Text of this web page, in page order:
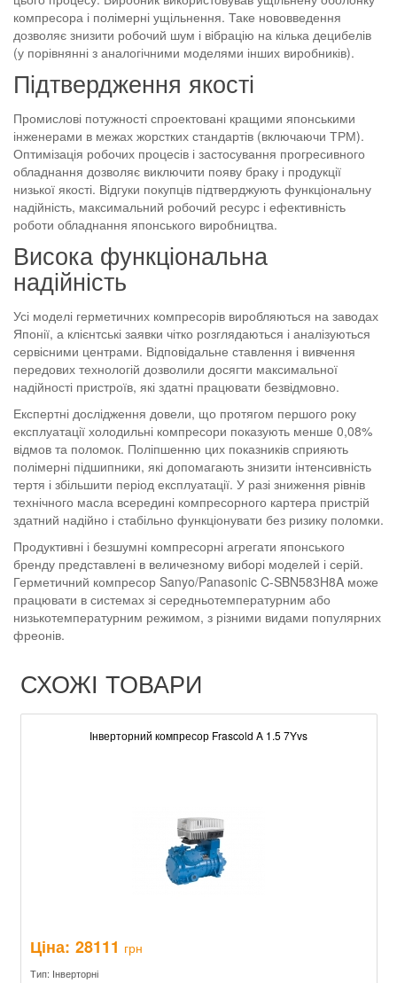
компресора і полімерні ущільнення. Таке нововведення
дозволяє знизити робочий шум і вібрацію на кілька децибелів
(у порівнянні з аналогічними моделями інших виробників).
Підтвердження якості
Промислові потужності спроектовані кращими японськими
інженерами в межах жорстких стандартів (включаючи ТРМ).
Оптимізація робочих процесів і застосування прогресивного
обладнання дозволяє виключити появу браку і продукції
низької якості. Відгуки покупців підтверджують функціональну
надійність, максимальний робочий ресурс і ефективність
роботи обладнання японського виробництва.
Висока функціональна
надійність
Усі моделі герметичних компресорів виробляються на заводах
Японії, а клієнтські заявки чітко розглядаються і аналізуються
сервісними центрами. Відповідальне ставлення і вивчення
передових технологій дозволили досягти максимальної
надійності пристроїв, які здатні працювати безвідмовно.
Експертні дослідження довели, що протягом першого року
експлуатації холодильні компресори показують менше 0,08%
відмов та поломок. Поліпшенню цих показників сприяють
полімерні підшипники, які допомагають знизити інтенсивність
тертя і збільшити період експлуатації. У разі зниження рівнів
технічного масла всередині компресорного картера пристрій
здатний надійно і стабільно функціонувати без ризику поломки.
Продуктивні і безшумні компресорні агрегати японського
бренду представлені в величезному виборі моделей і серій.
Герметичний компресор Sanyo/Panasonic C-SBN583H8A може
працювати в системах зі середньотемпературним або
низькотемпературним режимом, з різними видами популярних
фреонів.
СХОЖІ ТОВАРИ
Інверторний компресор Frascold A 1.5 7Yvs
Ціна: 28111 грн
Тип: Інверторні